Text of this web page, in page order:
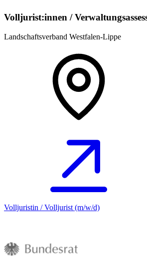
Volljurist:innen /
Landschaftsverband Westfalen-Lippe
Volljuristin / Volljurist (m/w/d)